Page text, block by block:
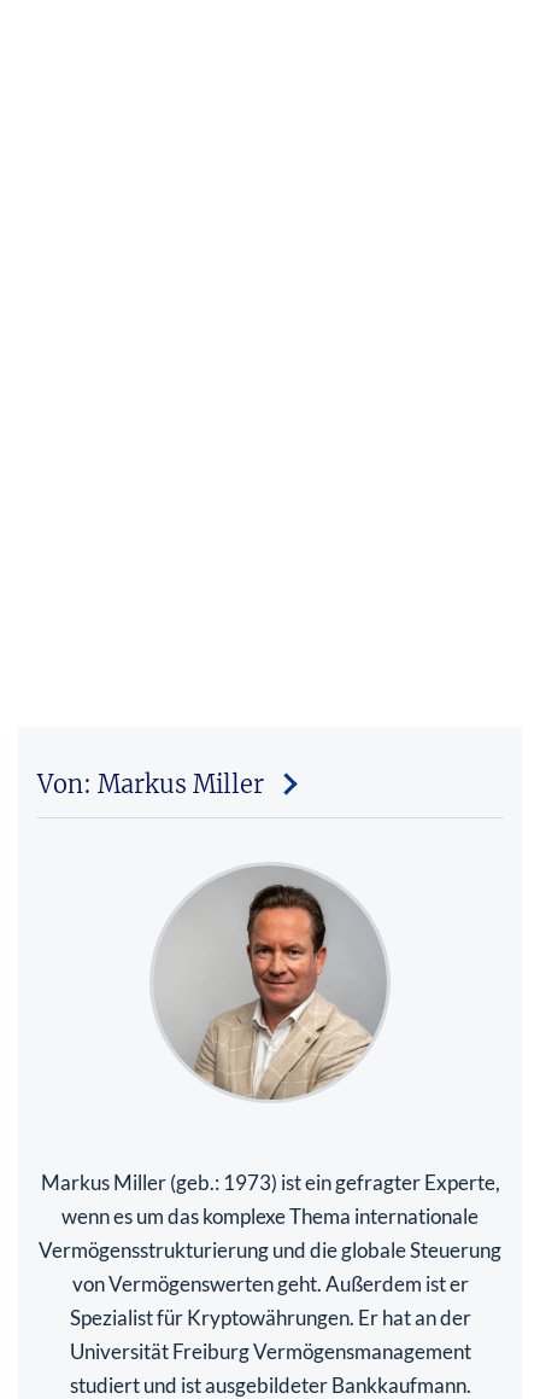
Von: Markus Miller
Markus Miller (geb.: 1973) ist ein gefragter Experte,
wenn es um das komplexe Thema internationale
Vermögensstrukturierung und die globale Steuerung
von Vermögenswerten geht. Außerdem ist er
Spezialist für Kryptowährungen. Er hat an der
Universität Freiburg Vermögensmanagement
studiert und ist ausgebildeter Bankkaufmann.